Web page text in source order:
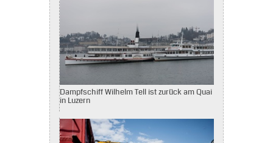
Dampfschiff Wilhelm Tell ist zurück am Quai
in Luzern